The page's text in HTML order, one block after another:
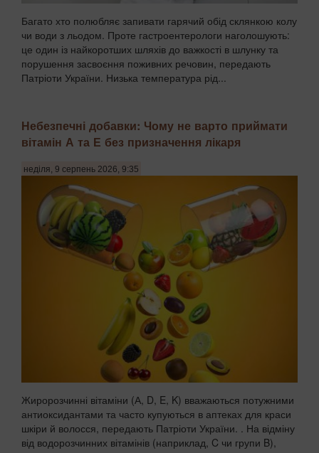
Багато хто полюбляє запивати гарячий обід склянкою колу
чи води з льодом. Проте гастроентерологи наголошують:
це один із найкоротших шляхів до важкості в шлунку та
порушення засвоєння поживних речовин, передають
Патріоти України. Низька температура рід...
Небезпечні добавки: Чому не варто приймати
вітамін А та Е без призначення лікаря
неділя, 9 серпень 2026, 9:35
Жиророзчинні вітаміни (А, D, E, K) вважаються потужними
антиоксидантами та часто купуються в аптеках для краси
шкіри й волосся, передають Патріоти України. . На відміну
від водорозчинних вітамінів (наприклад, C чи групи B),